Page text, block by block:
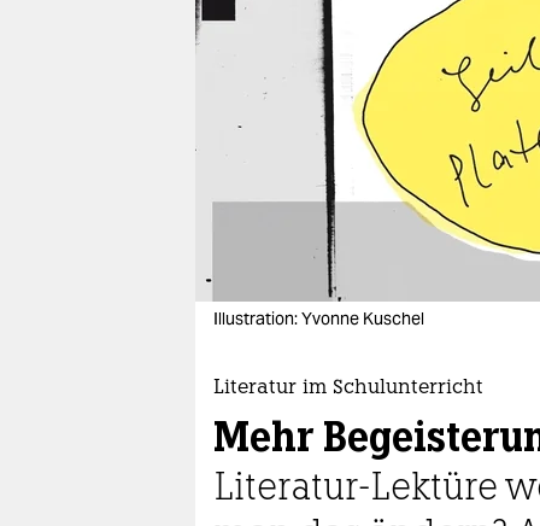
wahrheit
verlag
veranstaltungen
unterstützen
abo
genossenschaft
Illustration: Yvonne Kuschel
Literatur im Schulunterricht
Mehr
Literatur-Lektüre